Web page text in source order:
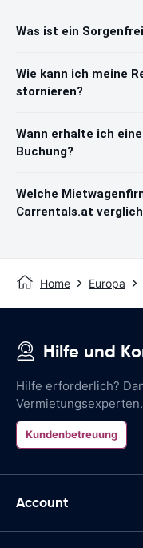
Was ist ein
Wie kann ich meine
stornieren?
Wann erhalte ich
Buchung?
Welche
Carrentals.at
Home Europa
Hilfe und
Hilfe erforderlich?
Vermietungsexperten.
Kundenbetreuung
Account